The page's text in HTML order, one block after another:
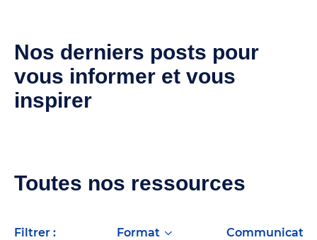
Nos derniers posts pour
vous informer et vous
inspirer
Toutes nos ressources
filtrer : format